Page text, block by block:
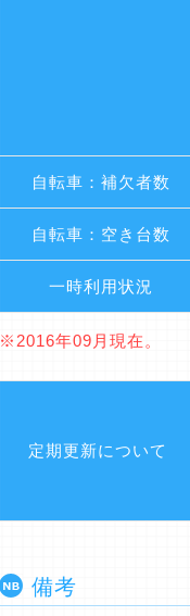
自転車：補欠者数
自転車：空き台数
一時利用状況
※2016年09月現在。
定期更新について
備考